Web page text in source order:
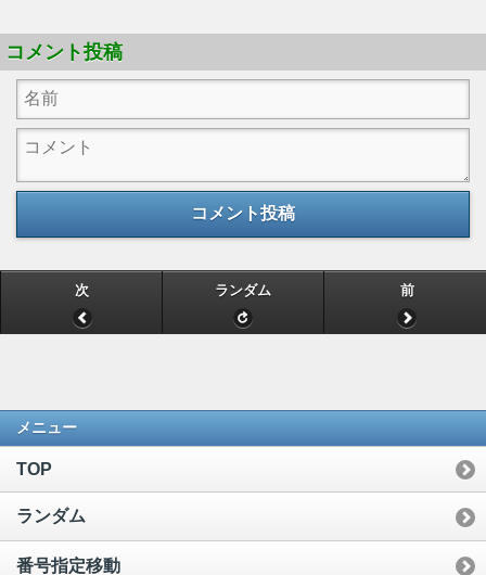
コメント投稿
コメント投稿
次 ランダム 前
メニュー
TOP
ランダム
番号指定移動